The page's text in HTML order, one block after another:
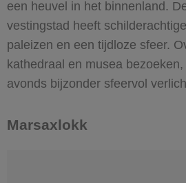
een heuvel in het binnenland.
vestingstad heeft
paleizen en een tijdloze sfeer.
kathedraal en musea bezoeken,
avonds bijzonder sfeervol
Marsaxlokk